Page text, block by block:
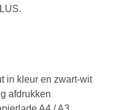
in kleur en zwart-wit
afdrukken